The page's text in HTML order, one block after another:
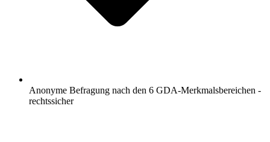
Anonyme Befragung nach den 6 GDA-Merkmalsbereichen -
rechtssicher